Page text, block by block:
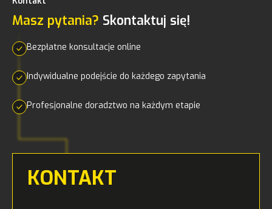
Masz pytania? Skontaktuj się!
Bezpłatne konsultacje online
Indywidualne podejście do każdego zapytania
Profesjonalne doradztwo na każdym etapie
KONTAKT